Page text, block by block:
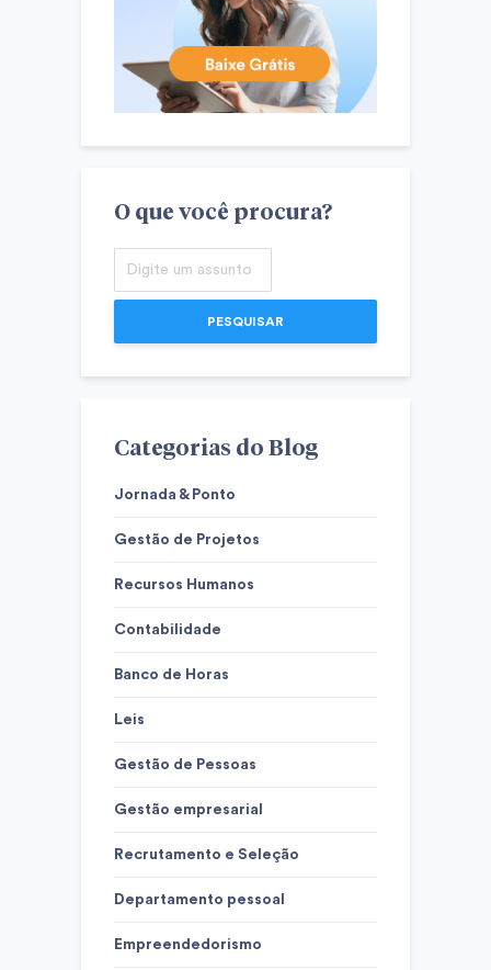
O que você procura?
PESQUISAR
Categorias do Blog
Jornada & Ponto
Gestão de Projetos
Recursos Humanos
Contabilidade
Banco de Horas
Leis
Gestão de Pessoas
Gestão empresarial
Recrutamento e Seleção
Departamento pessoal
Empreendedorismo